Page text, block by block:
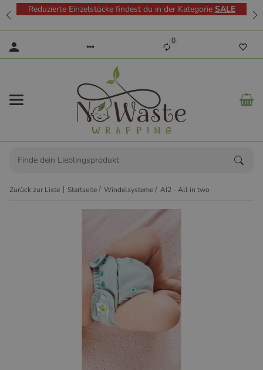
Reduzierte Einzelstücke findest du in der Kategorie SALE
0
Zurück zur Liste Startseite Windelsysteme AI2 - All in two